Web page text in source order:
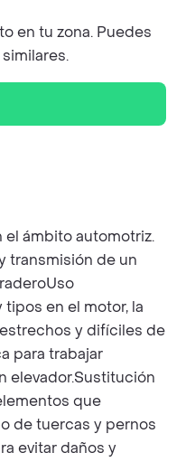
en tu zona. Puedes
el ámbito automotriz.
transmisión de un
en el motor, la
y difíciles de
para trabajar
elevador.Sustitución
que
de tuercas y pernos
evitar daños y